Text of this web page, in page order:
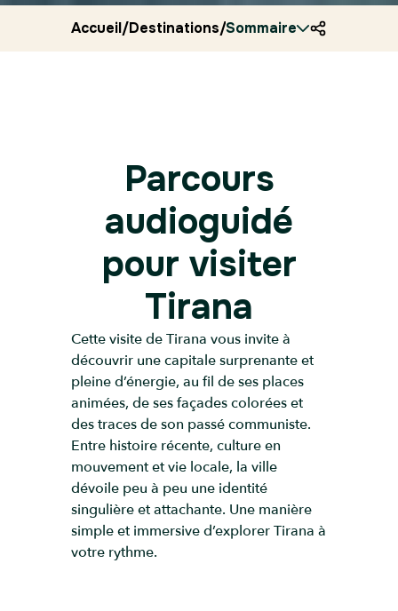
Accueil/Destinations/Albanie/Ryocity
Sommaire
Parcours
audioguidé
pour visiter
Tirana
Cette visite de Tirana vous invite à
découvrir une capitale surprenante et
pleine d’énergie, au fil de ses places
animées, de ses façades colorées et
des traces de son passé communiste.
Entre histoire récente, culture en
mouvement et vie locale, la ville
dévoile peu à peu une identité
singulière et attachante. Une manière
simple et immersive d’explorer Tirana à
votre rythme.